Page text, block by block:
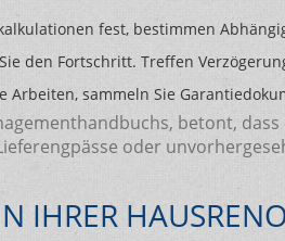
fest, bestimmen
den Fortschritt. Treffen
Arbeiten, sammeln Sie
betont,
oder
IHRER